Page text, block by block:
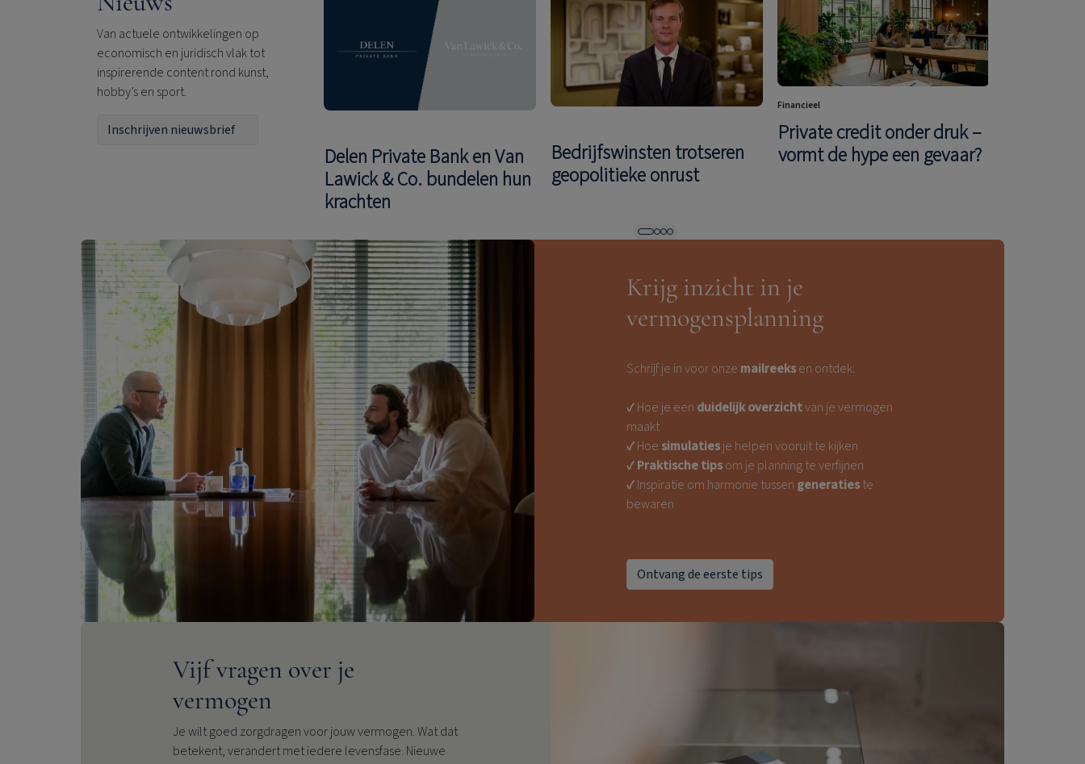
Van actuele ontwikkelingen op
economisch en juridisch vlak tot
inspirerende content rond kunst,
hobby’s en sport.
Inschrijven nieuwsbrief
Delen Private Bank en Van
Lawick & Co. bundelen hun
krachten
Bedrijfswinsten trotseren
geopolitieke onrust
Financieel
Private credit onder druk –
vormt de hype een gevaar?
Krijg inzicht in je
vermogensplanning
Schrijf je in voor onze mailreeks en ontdek:
✔ Hoe je een duidelijk overzichtvan je vermogen
maakt
✔ Hoesimulaties je helpen vooruit te kijken
✔ Praktische tips om je planning te verfijnen
✔ Inspiratie om harmonie tussen generaties te
bewaren
Ontvang de eerste tips
Vijf vragen over je
vermogen
Je wilt goed zorgdragen voor jouw vermogen. Wat dat
betekent, verandert met iedere levensfase. Nieuwe